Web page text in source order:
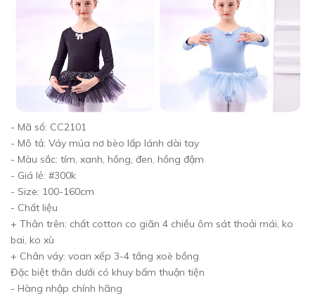
- Mã số: CC2101
- Mô tả: Váy múa nơ bèo lấp lánh dài tay
- Màu sắc: tím, xanh, hồng, đen, hồng đậm
- Giá lẻ: #300k
- Size: 100-160cm
- Chất liệu
+ Thân trên: chất cotton co giãn 4 chiều ôm sát thoải mái, ko
bai, ko xù
+ Chân váy: voan xếp 3-4 tầng xoè bồng
Đặc biệt thân dưới có khuy bấm thuận tiện
- Hàng nhập chính hãng